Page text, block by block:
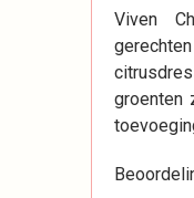
Viven
groenten